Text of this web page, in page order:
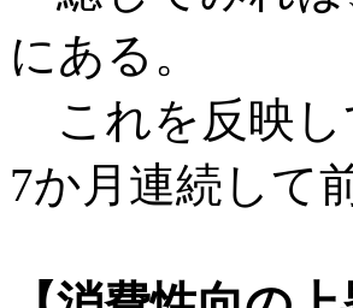
にある。
これを反映し
7か月連続して